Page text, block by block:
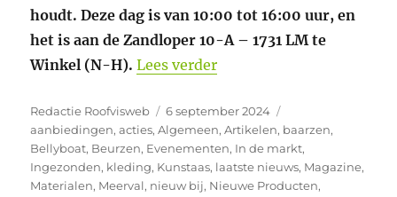
houdt. Deze dag is van 10:00 tot 16:00 uur, en
het is aan de Zandloper 10-A – 1731 LM te
Winkel (N-H). Lees verder“Zondag 8 September
Auteur
Redactie Roofvisweb
Geplaatst
op
6 september 2024
aanbiedingen,acties,Algemeen,Artikelen, baarzen,
Bellyboat, Beurzen, Evenementen, In de markt,
Ingezonden, kleding, Kunstaas, laatste nieuws, Magazine,
Materialen, Meerval, nieuw bij, Nieuwe Producten,